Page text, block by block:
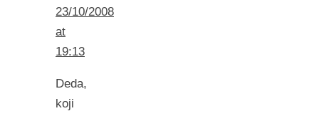
23/10/2008
at
19:13
Deda,
koji